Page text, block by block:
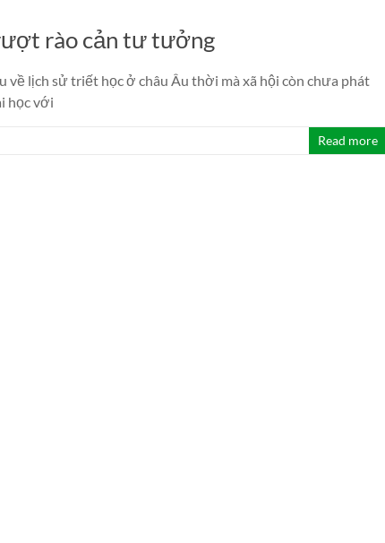
rào cản tư tưởng
lịch sử triết học ở châu Âu thời mà xã hội còn chưa phát
học với
Read more